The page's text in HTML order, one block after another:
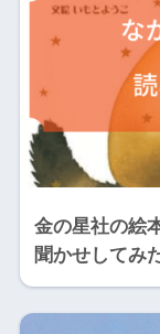
金の星社の絵
聞かせしてみ